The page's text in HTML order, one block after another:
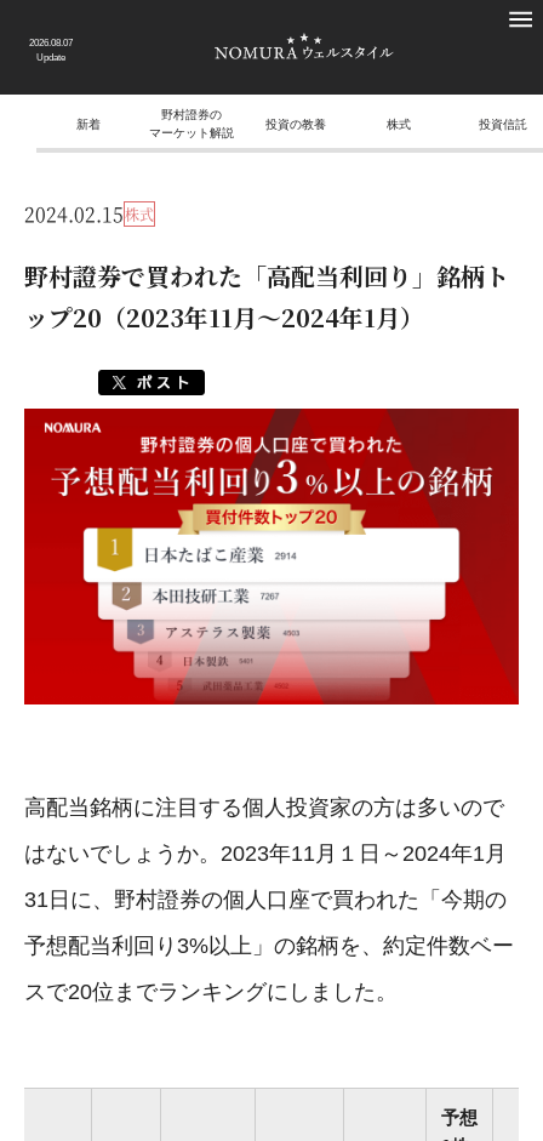
2026.08.07
Update
新着
野村證券の
マーケット解説
投資の教養 株式 投資信託
2024.02.15株式
野村證券で買われた「高配当利回り」銘柄ト
ップ20（2023年11月～2024年1月）
高配当銘柄に注目する個人投資家の方は多いので
はないでしょうか。2023年11月１日～2024年1月
31日に、野村證券の個人口座で買われた「今期の
予想配当利回り3%以上」の銘柄を、約定件数ベー
スで20位までランキングにしました。
予想